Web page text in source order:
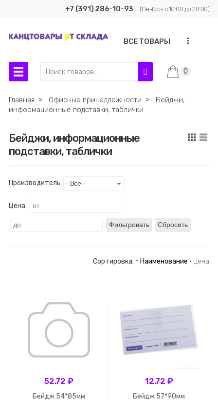
+7 (391) 286-10-93 (Пн-Вс - с 10:00 до 20:00)
ВСЕ ТОВАРЫ ...
0
Главная ˃ Офисные принадлежности ˃
Бейджи,
информационные подставки, таблички
Бейджи, информационные
подставки, таблички
Производитель:
Цена:
Фильтровать Сбросить
Сортировка: ↑ Наименование · Цена
52.72 ₽
Бейдж 54*85мм
12.72 ₽
Бейдж 57*90мм